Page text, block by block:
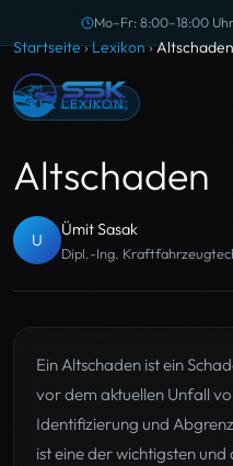
Mo–Fr: 8:00–18:00 Uhr
Startseite›Lexikon›Altschaden
KFZ LEXIKON
Altschaden
U
Ümit Sasak
Dipl.-Ing.
Ein Altschaden ist ein
vor dem aktuellen Unfall
Identifizierung und
ist eine der wichtigsten